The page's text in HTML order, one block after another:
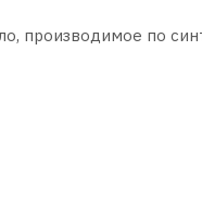
производимое по
цикл, трасса),